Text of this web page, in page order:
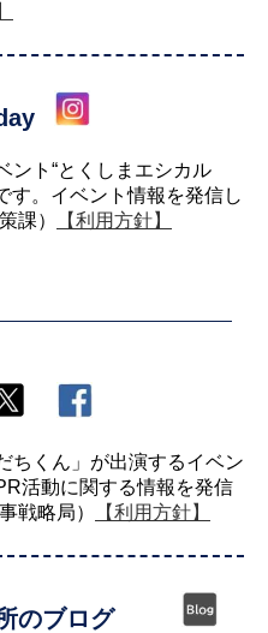
ント“とくしまエシカル
す。イベント情報を発信し
課）
【利用方針】
ちくん」が出演するイベン
活動に関する情報を発信
戦略局）
【利用方針】
のブログ